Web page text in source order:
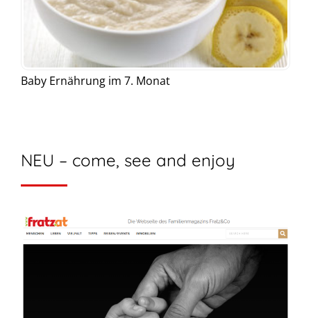
Baby Ernährung im 7. Monat
NEU – come, see and enjoy